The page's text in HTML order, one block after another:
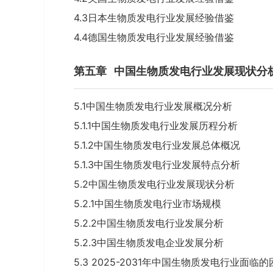
4.3日本生物质发电行业发展经验借鉴
4.4德国生物质发电行业发展经验借鉴
第五章 中国生物质发电行业发展现状分
5.1中国生物质发电行业发展概况分析
5.1.1中国生物质发电行业发展历程分析
5.1.2中国生物质发电行业发展总体概况
5.1.3中国生物质发电行业发展特点分析
5.2中国生物质发电行业发展现状分析
5.2.1中国生物质发电行业市场规模
5.2.2中国生物质发电行业发展分析
5.2.3中国生物质发电企业发展分析
5.3 2025-2031年中国生物质发电行业面临的